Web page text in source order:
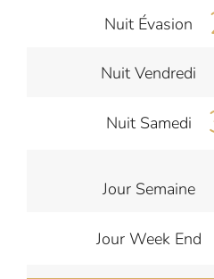
Nuit Évasion
Nuit Vendredi
Nuit Samedi
Jour Semaine
Jour Week End